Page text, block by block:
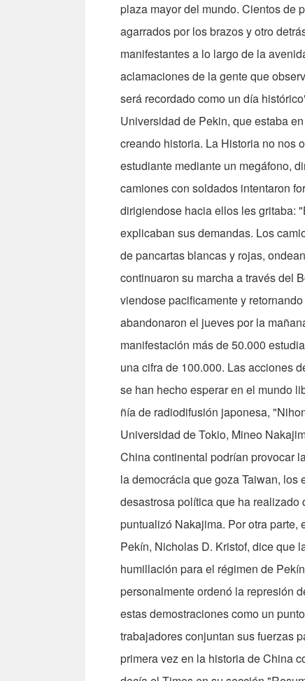
plaza mayor del mundo. Cientos de
agarrados por los brazos y otro
manifestantes a lo largo de la
aclamaciones de la gente que
será recordado como un día
Universidad de Pekin, que estaba
creando histo­ria. La Historia no nos
estudiante mediante un megáfono,
camiones con sol­dados intentaron
dirigiendose hacia ellos les gritaba:
explicaban sus demandas. Los
de pancartas blancas y rojas,
con­tinuaron su marcha a través del
viendose pacificamente y
abandonaron el jueves por la
manifestación más de 50.000
una cifra de 100.000. Las acciones
se han hecho esperar en el mundo
ñía de radiodifusión japonesa,
Universidad de Tokio, Mineo
China continental podrían provocar
la demo­crácia que goza Taiwan,
de­sastrosa política que ha
puntualizó Nakajima. Por otra parte,
Pekín, Nicholas D. Kristof, dice que
humillación para el régimen de
personalmente ordenó la represión
estas demostraciones como un
trabajadores conjuntan sus fuerzas
primera vez en la historia de China